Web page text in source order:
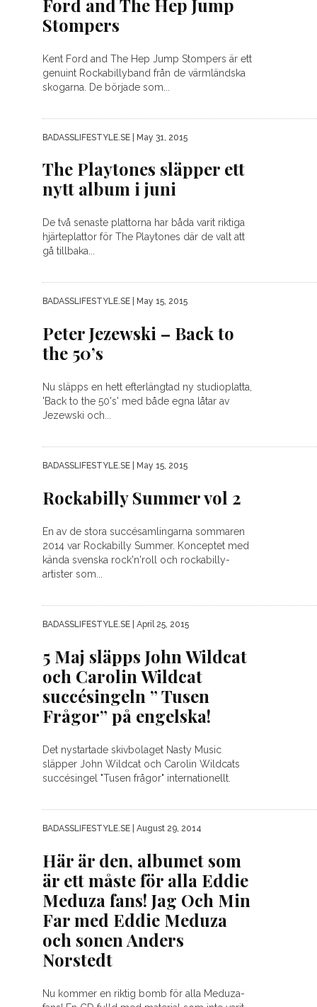
Ford and The Hep Jump
Stompers
Kent Ford and The Hep Jump Stompers är ett
genuint Rockabillyband från de värmländska
skogarna. De började som...
BADASSLIFESTYLE.SE | May 31, 2015
The Playtones släpper ett
nytt album i juni
De två senaste plattorna har båda varit riktiga
hjärteplattor för The Playtones där de valt att
gå tillbaka...
BADASSLIFESTYLE.SE | May 15, 2015
Peter Jezewski – Back to
the 50’s
Nu släpps en hett efterlängtad ny studioplatta,
'Back to the 50's' med både egna låtar av
Jezewski och...
BADASSLIFESTYLE.SE | May 15, 2015
Rockabilly Summer vol 2
En av de stora succésamlingarna sommaren
2014 var Rockabilly Summer. Konceptet med
kända svenska rock'n'roll och rockabilly-
artister som...
BADASSLIFESTYLE.SE | April 25, 2015
5 Maj släpps John Wildcat
och Carolin Wildcat
succésingeln ” Tusen
Frågor” på engelska!
Det nystartade skivbolaget Nasty Music
släpper John Wildcat och Carolin Wildcats
succésingel "Tusen frågor" internationellt.
BADASSLIFESTYLE.SE | August 29, 2014
Här är den, albumet som
är ett måste för alla Eddie
Meduza fans! Jag Och Min
Far med Eddie Meduza
och sonen Anders
Norstedt
Nu kommer en riktig bomb för alla Meduza-